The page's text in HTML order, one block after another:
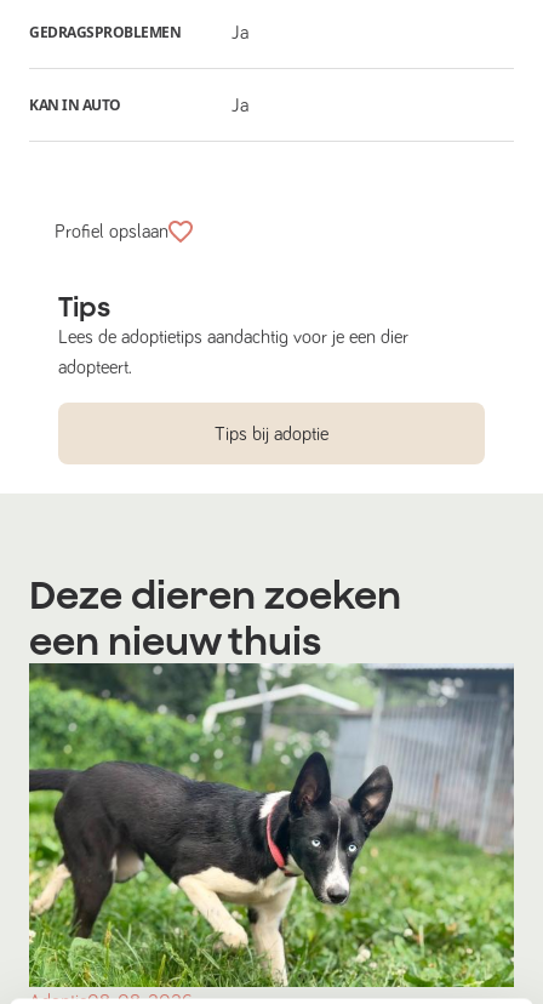
GEDRAGSPROBLEMEN Ja
KAN IN AUTO Ja
Profiel opslaan
Tips
Lees de adoptietips aandachtig voor je een dier
adopteert.
Tips bij adoptie
Deze dieren zoeken
een nieuw thuis